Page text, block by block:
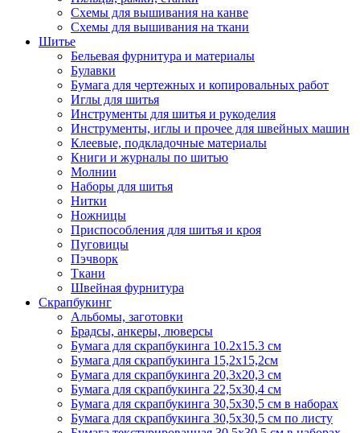
Схемы для вышивания на канве
Схемы для вышивания на ткани
Шитье
Бельевая фурнитура и материалы
Булавки
Бумага для чертежных и копировальных работ
Иглы для шитья
Инструменты для шитья и рукоделия
Инструменты, иглы и прочее для швейных машин
Клеевые, подкладочные материалы
Книги и журналы по шитью
Молнии
Наборы для шитья
Нитки
Ножницы
Приспособления для шитья и кроя
Пуговицы
Пэчворк
Ткани
Швейная фурнитура
Скрапбукинг
Альбомы, заготовки
Брадсы, анкеры, люверсы
Бумага для скрапбукинга 10.2х15.3 см
Бумага для скрапбукинга 15,2х15,2см
Бумага для скрапбукинга 20,3х20,3 см
Бумага для скрапбукинга 22,5х30,4 см
Бумага для скрапбукинга 30,5х30,5 см в наборах
Бумага для скрапбукинга 30,5х30,5 см по листу